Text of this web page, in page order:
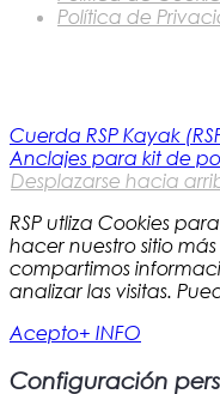
Política de
Cuerda RSP Kayak
Anclajes para kit de
Desplazarse hacia
RSP utliza Cookies
hacer nuestro sitio
compartimos
analizar las visitas.
Acepto+ INFO
Configuración